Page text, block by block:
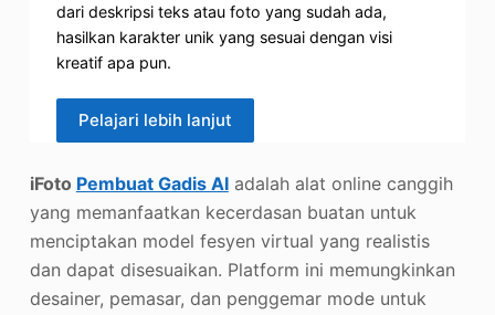
dari deskripsi teks atau foto yang sudah ada,
hasilkan karakter unik yang sesuai dengan visi
kreatif apa pun.
Pelajari lebih lanjut
iFoto Pembuat Gadis AIadalah alat online canggih
yang memanfaatkan kecerdasan buatan untuk
menciptakan model fesyen virtual yang realistis
dan dapat disesuaikan. Platform ini memungkinkan
desainer, pemasar, dan penggemar mode untuk